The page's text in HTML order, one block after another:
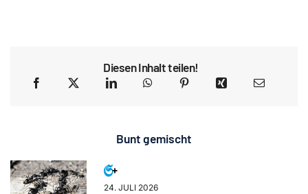
Diesen Inhalt teilen!
Bunt gemischt
24. JULI 2026